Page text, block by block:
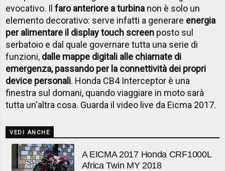
evocativo. Ilfaro anteriore a turbina non è solo un
elemento decorativo: serve infatti a generare energia
per alimentare il display touch screen posto sul
serbatoio e dal quale governare tutta una serie di
funzioni, dalle mappe digitali alle chiamate di
emergenza, passando per la connettività dei propri
device personali. Honda CB4 Interceptor è una
finestra sul domani, quando viaggiare in moto sarà
tutta un'altra cosa. Guarda il video live da Eicma 2017.
VEDI ANCHE
A EICMA 2017 Honda CRF1000L
Africa Twin MY 2018